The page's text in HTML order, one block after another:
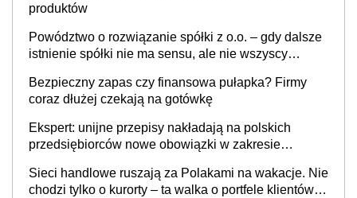
produktów
Powództwo o rozwiązanie spółki z o.o. – gdy dalsze
istnienie spółki nie ma sensu, ale nie wszyscy
Bezpieczny zapas czy finansowa pułapka? Firmy
coraz dłużej czekają na gotówkę
Ekspert: unijne przepisy nakładają na polskich
przedsiębiorców nowe obowiązki w zakresie
Sieci handlowe ruszają za Polakami na wakacje. Nie
chodzi tylko o kurorty – ta walka o portfele klientów